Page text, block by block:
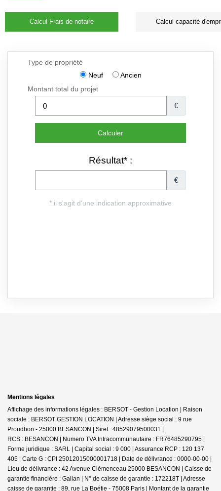
Calcul Frais de notaire Calcul capacité
Mentions légales
Affichage des informations légales : BERSOT - Gestion Location | Raison
sociale : BERSOT GESTION LOCATION | Adresse siège social : 9 rue
Proudhon - 25000 BESANCON | Siret : 48529079500031 |
RCS : BESANCON | Numero TVA Intracommunautaire : FR76485290795 |
Forme juridique : SARL | Capital social : 9 000 | Assurance RCP : 120 137
405 | Carte G : CPI 25012015000001718 | Date de délivrance : 0000-00-00 |
Lieu de délivrance : 42 Avenue Clémenceau 25000 BESANCON | Caisse de
garantie financière : Galian | N° de caisse de garantie : 172218T | Adresse
caisse de garantie : 89, rue La Boétie - 75008 Paris | Montant de la garantie